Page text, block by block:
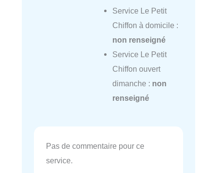
Service Le Petit
Chiffon à domicile :
non renseigné
Service Le Petit
Chiffon ouvert
dimanche : non
renseigné
Pas de commentaire pour ce
service.